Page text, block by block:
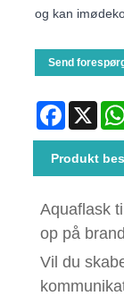
og kan
Send
Facebook
X
Produkt
Aquaflask
op på
Vil du